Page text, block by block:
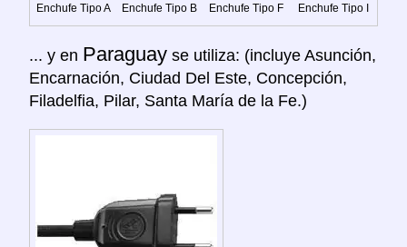
Enchufe Tipo A Enchufe Tipo B Enchufe Tipo F Enchufe Tipo I
... y en Paraguay se utiliza: (incluye Asunción,
Encarnación, Ciudad Del Este, Concepción,
Filadelfia, Pilar, Santa María de la Fe.)